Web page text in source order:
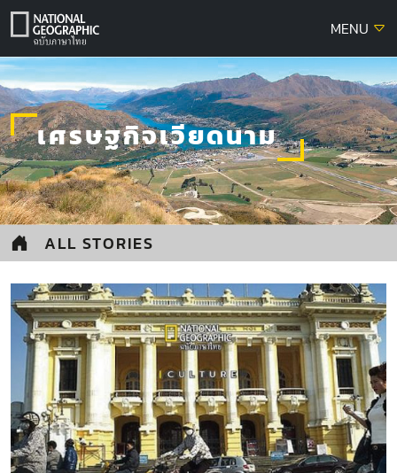
Skip
MENU
เศรษฐกิจเวียดนาม
ALL STORIES